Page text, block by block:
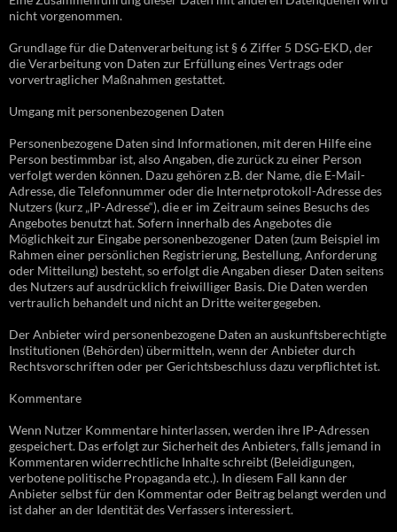
nicht vorgenommen.
Grundlage für die Datenverarbeitung ist § 6 Ziffer 5 DSG-EKD, der
die Verarbeitung von Daten zur Erfüllung eines Vertrags oder
vorvertraglicher Maßnahmen gestattet.
Umgang mit personenbezogenen Daten
Personenbezogene Daten sind Informationen, mit deren Hilfe eine
Person bestimmbar ist, also Angaben, die zurück zu einer Person
verfolgt werden können. Dazu gehören z.B. der Name, die E-Mail-
Adresse, die Telefonnummer oder die Internetprotokoll-Adresse des
Nutzers (kurz „IP-Adresse“), die er im Zeitraum seines Besuchs des
Angebotes benutzt hat. Sofern innerhalb des Angebotes die
Möglichkeit zur Eingabe personenbezogener Daten (zum Beispiel im
Rahmen einer persönlichen Registrierung, Bestellung, Anforderung
oder Mitteilung) besteht, so erfolgt die Angaben dieser Daten seitens
des Nutzers auf ausdrücklich freiwilliger Basis. Die Daten werden
vertraulich behandelt und nicht an Dritte weitergegeben.
Der Anbieter wird personenbezogene Daten an auskunftsberechtigte
Institutionen (Behörden) übermitteln, wenn der Anbieter durch
Rechtsvorschriften oder per Gerichtsbeschluss dazu verpflichtet ist.
Kommentare
Wenn Nutzer Kommentare hinterlassen, werden ihre IP-Adressen
gespeichert. Das erfolgt zur Sicherheit des Anbieters, falls jemand in
Kommentaren widerrechtliche Inhalte schreibt (Beleidigungen,
verbotene politische Propaganda etc.). In diesem Fall kann der
Anbieter selbst für den Kommentar oder Beitrag belangt werden und
ist daher an der Identität des Verfassers interessiert.